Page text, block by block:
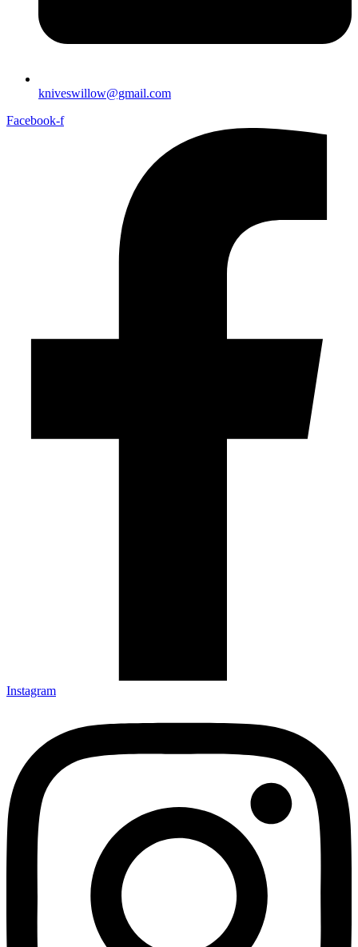
kniveswillow@gmail.com
Facebook-f
Instagram